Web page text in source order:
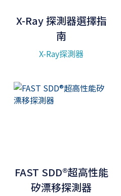
X-Ray 探測器選擇指
南
X-Ray探測器
FAST SDD®超高性能
矽漂移探測器